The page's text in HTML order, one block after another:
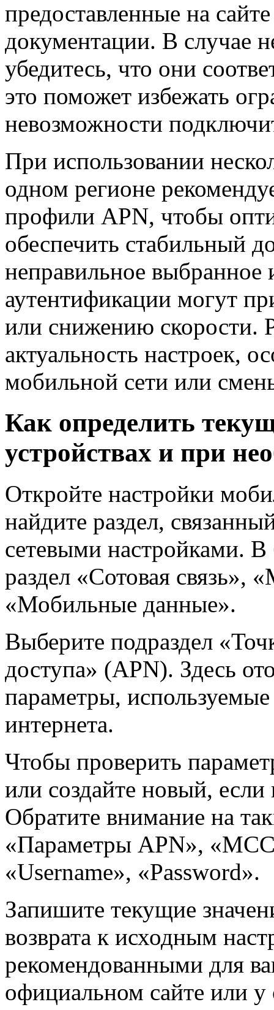
предоставленные на
документации. В случае
убедитесь, что они
это поможет избежать
невозможности
При использовании
одном регионе
профили APN, чтобы
обеспечить стабильный
неправильное
аутентификации могут
или снижению скорости.
актуальность настроек,
мобильной сети или
Как определить
устройствах и при
Откройте настройки
найдите раздел,
сетевыми настройками. В
раздел «Сотовая связь»,
«Мобильные данные».
Выберите подраздел
доступа» (APN). Здесь
параметры,
интернета.
Чтобы проверить
или создайте новый,
Обратите внимание на
«Параметры APN»,
«Username», «Password».
Запишите текущие
возврата к исходным
рекомендованными для
официальном сайте или